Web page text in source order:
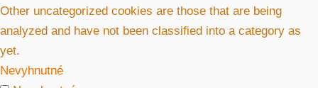
Other uncategorized cookies are those that are being
analyzed and have not been classified into a category as
yet.
Nevyhnutné